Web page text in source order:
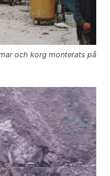
och korg monterats på